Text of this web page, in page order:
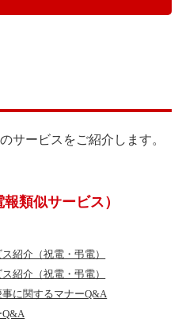
サービスをご紹介します。
類似サービス）
紹介（祝電・弔電）
紹介（祝電・弔電）
に関するマナーQ&A
Q&A